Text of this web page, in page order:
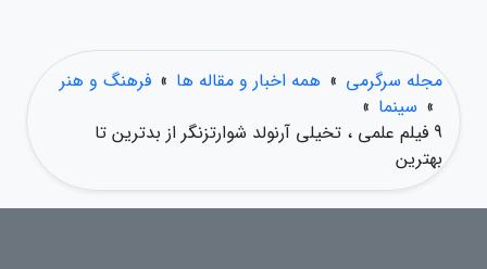
مجله سرگرمی » همه اخبار و مقاله ها » فرهنگ و هنر
» سینما »
9 فیلم علمی ، تخیلی آرنولد شوارتزنگر از بدترین تا
بهترین